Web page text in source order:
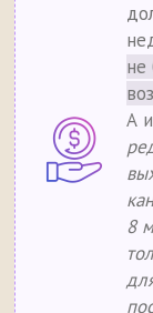
не
А
8